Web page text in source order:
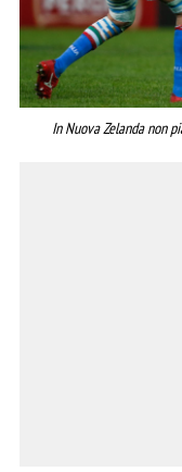
In Nuova Zelanda non